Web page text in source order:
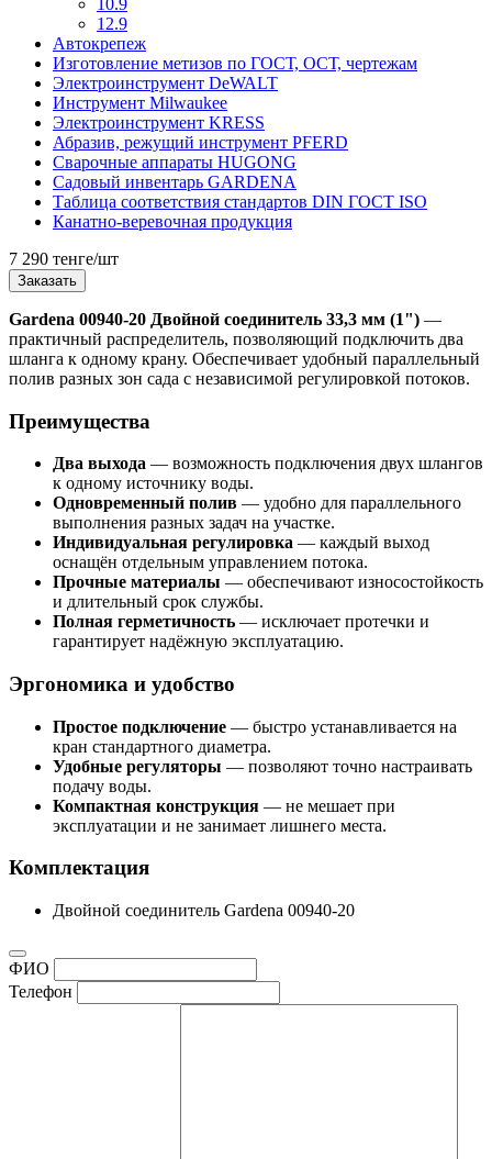
12.9
Автокрепеж
Изготовление метизов по ГОСТ, ОСТ, чертежам
Электроинструмент DeWALT
Инструмент Milwaukee
Электроинструмент KRESS
Абразив, режущий инструмент PFERD
Сварочные аппараты HUGONG
Садовый инвентарь GARDENA
Таблица соответствия стандартов DIN ГОСТ ISO
Канатно-веревочная продукция
7 290 тенге/шт
Заказать
Gardena 00940-20 Двойной соединитель 33,3 мм (1") —
практичный распределитель, позволяющий подключить два
шланга к одному крану. Обеспечивает удобный параллельный
полив разных зон сада с независимой регулировкой потоков.
Преимущества
Два выхода — возможность подключения двух шлангов
к одному источнику воды.
Одновременный полив — удобно для параллельного
выполнения разных задач на участке.
Индивидуальная регулировка — каждый выход
оснащён отдельным управлением потока.
Прочные материалы — обеспечивают износостойкость
и длительный срок службы.
Полная герметичность — исключает протечки и
гарантирует надёжную эксплуатацию.
Эргономика и удобство
Простое подключение — быстро устанавливается на
кран стандартного диаметра.
Удобные регуляторы — позволяют точно настраивать
подачу воды.
Компактная конструкция — не мешает при
эксплуатации и не занимает лишнего места.
Комплектация
Двойной соединитель Gardena 00940-20
ФИО
Телефон